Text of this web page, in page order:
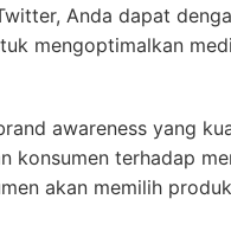
Anda dapat
mengoptimalkan
awareness yang
konsumen terhadap
akan memilih